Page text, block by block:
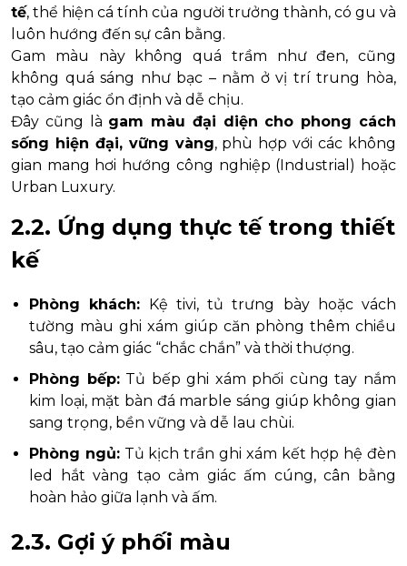
tế, thể hiện cá tính của người trưởng thành, có gu và
luôn hướng đến sự cân bằng.
Gam màu này không quá trầm như đen, cũng
không quá sáng như bạc – nằm ở vị trí trung hòa,
tạo cảm giác ổn định và dễ chịu.
Đây cũng là gam màu đại diện cho phong cách
sống hiện đại, vững vàng, phù hợp với các không
gian mang hơi hướng công nghiệp (Industrial) hoặc
Urban Luxury.
2.2. Ứng dụng thực tế trong thiết
kế
Phòng khách: Kệ tivi, tủ trưng bày hoặc vách
tường màu ghi xám giúp căn phòng thêm chiều
sâu, tạo cảm giác “chắc chắn” và thời thượng.
Phòng bếp:Tủ bếp ghi xám phối cùng tay nắm
kim loại, mặt bàn đá marble sáng giúp không gian
sang trọng, bền vững và dễ lau chùi.
Phòng ngủ:Tủ kịch trần ghi xám kết hợp hệ đèn
led hắt vàng tạo cảm giác ấm cúng, cân bằng
hoàn hảo giữa lạnh và ấm.
2.3. Gợi ý phối màu